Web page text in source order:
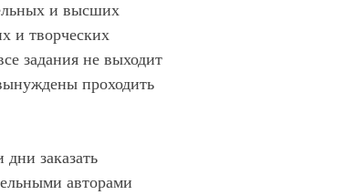
и высших
и творческих
задания не выходит
проходить
заказать
авторами